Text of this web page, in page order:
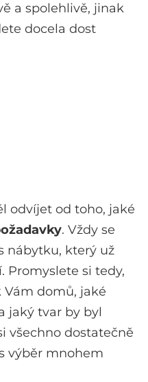
a spolehlivě, jinak
docela dost
odvíjet od toho, jaké
. Vždy se
nábytku, který už
Promyslete si tedy,
Vám domů, jaké
jaký tvar by byl
všechno dostatečně
výběr mnohem